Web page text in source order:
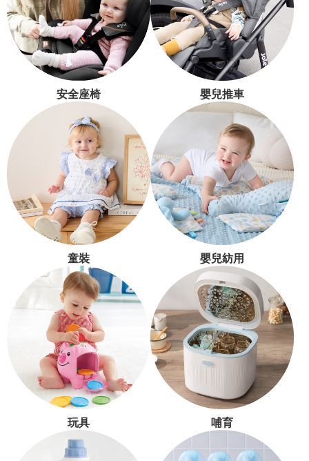
安全座椅 嬰兒推車
童裝 嬰兒紡用
玩具 哺育